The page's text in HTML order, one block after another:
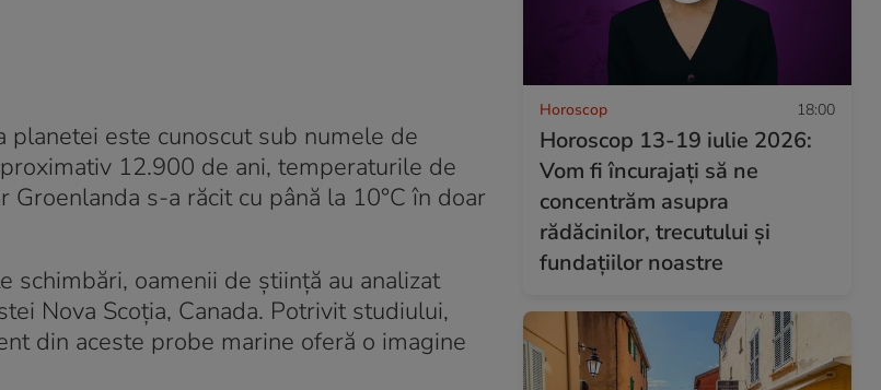
este cunoscut sub numele de
12.900 de ani, temperaturile de
Groenlanda s-a răcit cu până la 10°C în doar
schimbări, oamenii de știință au analizat
Nova Scoția, Canada. Potrivit studiului,
din aceste probe marine oferă o imagine
Horoscop 18:00
Horoscop 13-19 iulie 2026:
Vom fi încurajați să ne
concentrăm asupra
rădăcinilor, trecutului și
fundațiilor noastre